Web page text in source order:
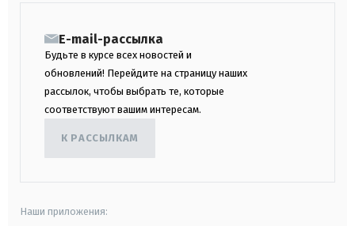
E-mail-рассылка
Будьте в курсе всех новостей и
обновлений! Перейдите на страницу наших
рассылок, чтобы выбрать те, которые
соответствуют вашим интересам.
К РАССЫЛКАМ
Наши приложения: